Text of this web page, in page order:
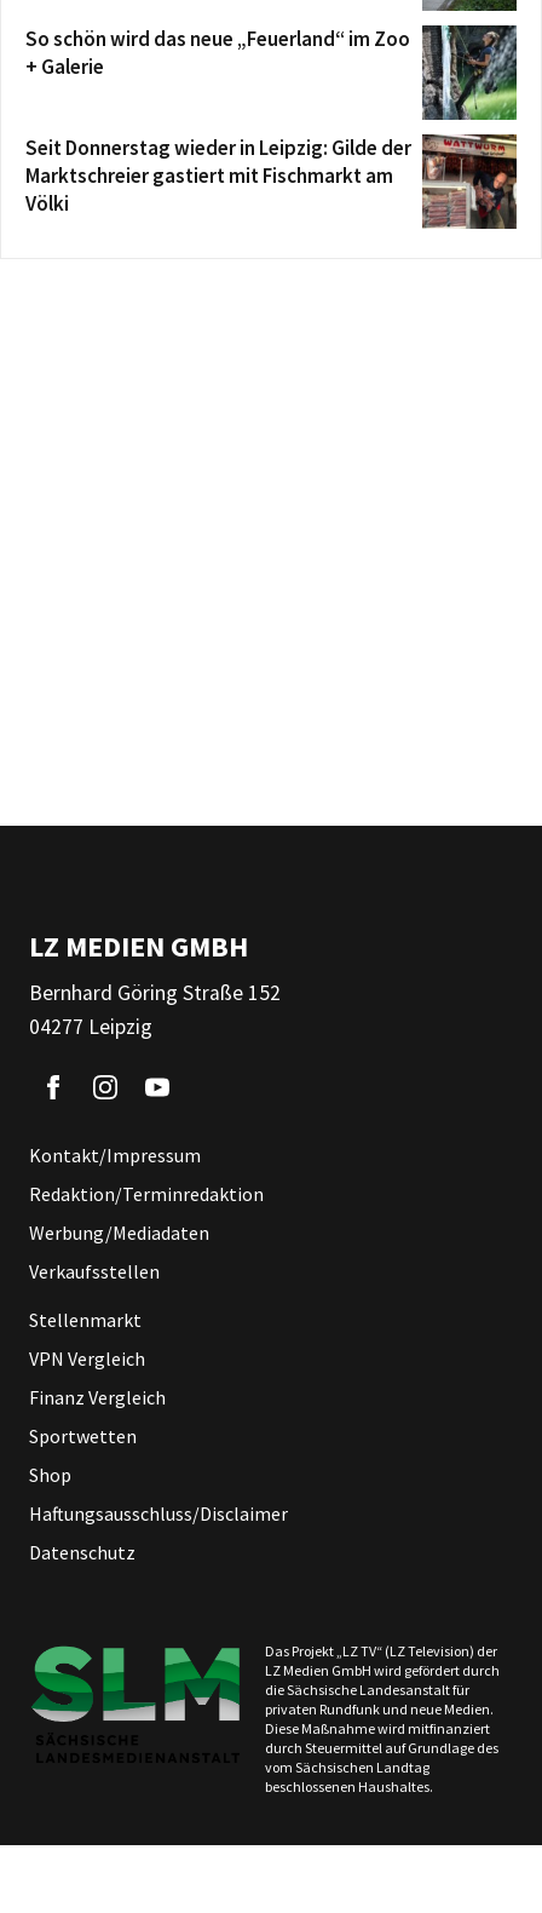
So schön wird das neue „Feuerland“ im Zoo
+ Galerie
Seit Donnerstag wieder in Leipzig: Gilde der
Marktschreier gastiert mit Fischmarkt am
Völki
LZ MEDIEN GMBH
Bernhard Göring Straße 152
04277 Leipzig
Kontakt/Impressum
Redaktion/Terminredaktion
Werbung/Mediadaten
Verkaufsstellen
Stellenmarkt
VPN Vergleich
Finanz Vergleich
Sportwetten
Shop
Haftungsausschluss/Disclaimer
Datenschutz
Das Projekt „LZ TV“ (LZ Television) der
LZ Medien GmbH wird gefördert durch
die Sächsische Landesanstalt für
privaten Rundfunk und neue Medien.
Diese Maßnahme wird mitfinanziert
durch Steuermittel auf Grundlage des
vom Sächsischen Landtag
beschlossenen Haushaltes.